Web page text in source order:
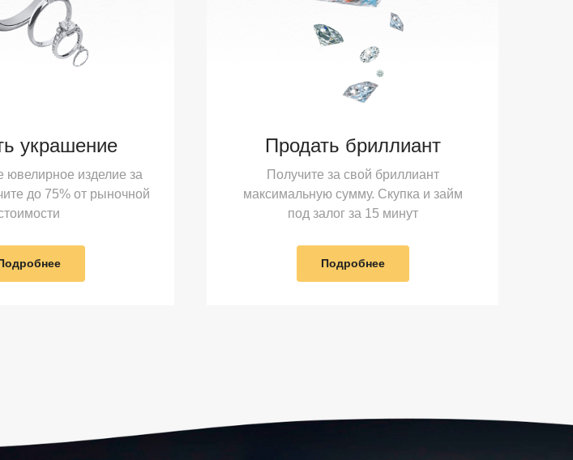
украшение
изделие за
до 75% от рыночной
Продать бриллиант
Получите за свой бриллиант
максимальную сумму. Скупка и займ
под залог за 15 минут
Подробнее